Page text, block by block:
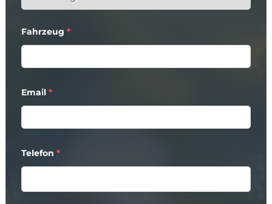
Fahrzeug *
Email *
Telefon *